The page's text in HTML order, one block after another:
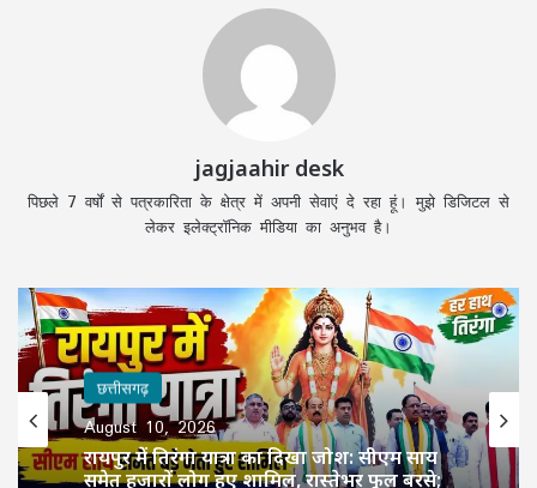
jagjaahir desk
पिछले 7 वर्षों से पत्रकारिता के क्षेत्र में अपनी सेवाएं दे रहा हूं। मुझे डिजिटल से
लेकर इलेक्ट्रॉनिक मीडिया का अनुभव है।
छत्तीसगढ़
August 10, 2026
रायपुर में तिरंगा यात्रा का दिखा जोश: सीएम साय
समेत हजारों लोग हुए शामिल, रास्तेभर फूल बरसे;